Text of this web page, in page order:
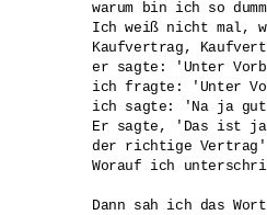
warum bin ich so
Ich weiß nicht mal,
Kaufvertrag,
er sagte: 'Unter
ich fragte: 'Unter
ich sagte: 'Na ja
Er sagte, 'Das ist
der richtige
Worauf ich
Dann sah ich das Wort